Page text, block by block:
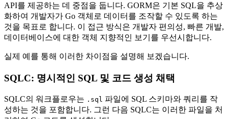
API를 제공하는 데 중점을 둡니다. GORM은 기본 SQL을 추상
화하여 개발자가 Go 객체로 데이터를 조작할 수 있도록 하는
것을 목표로 합니다. 이 접근 방식은 개발자 편의성, 빠른 개발,
데이터베이스에 대한 객체 지향적인 보기를 우선시합니다.
실제 예를 통해 이러한 차이점을 설명해 보겠습니다.
SQLC: 명시적인 SQL 및 코드 생성 채택
SQLC의 워크플로우는 .sql 파일에 SQL 스키마와 쿼리를 작
성하는 것을 포함합니다. 그런 다음 SQLC는 이러한 파일을 처